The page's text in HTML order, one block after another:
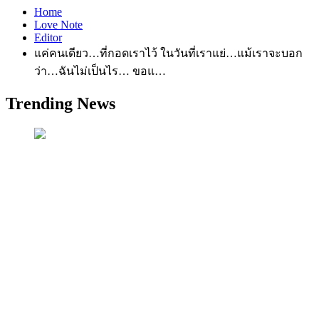
Home
Love Note
Editor
แค่คนเดียว…ที่กอดเราไว้ ในวันที่เราแย่…แม้เราจะบอก
ว่า…ฉันไม่เป็นไร… ขอแ…
Trending News